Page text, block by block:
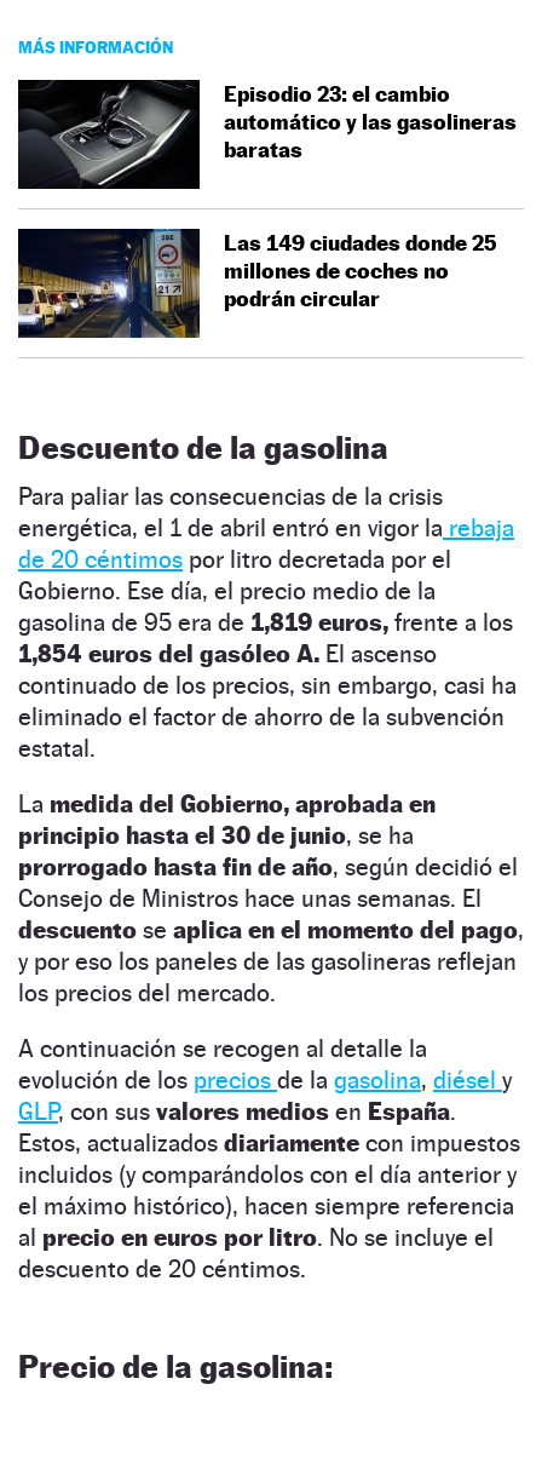
MÁS INFORMACIÓN
Episodio 23: el cambio
automático y las gasolineras
baratas
Las 149 ciudades donde 25
millones de coches no
podrán circular
Descuento de la gasolina
Para paliar las consecuencias de la crisis
energética, el 1 de abril entró en vigor la rebaja
de 20 céntimos por litro decretada por el
Gobierno. Ese día, el precio medio de la
gasolina de 95 era de 1,819 euros, frente a los
1,854 euros del gasóleo A. El ascenso
continuado de los precios, sin embargo, casi ha
eliminado el factor de ahorro de la subvención
estatal.
La medida del Gobierno, aprobada en
principio hasta el 30 de junio, se ha
prorrogado hasta fin de año, según decidió el
Consejo de Ministros hace unas semanas. El
descuento se aplica en el momento del pago,
y por eso los paneles de las gasolineras reflejan
los precios del mercado.
A continuación se recogen al detalle la
evolución de los precios de la gasolina, diésel y
GLP, con sus valores medios en España.
Estos, actualizados diariamente con impuestos
incluidos (y comparándolos con el día anterior y
el máximo histórico), hacen siempre referencia
al precio en euros por litro. No se incluye el
descuento de 20 céntimos.
Precio de la gasolina: